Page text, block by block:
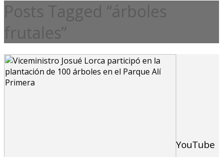
Posts Tagged “árboles
frutales”
YouTube